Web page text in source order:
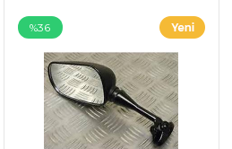
%36